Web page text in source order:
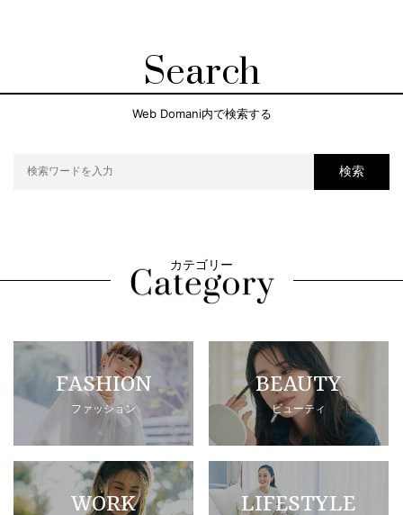
Search
Web Domani内で検索する
検索
カテゴリー
FASHION
ファッション
BEAUTY
ビューティ
WORK LIFESTYLE